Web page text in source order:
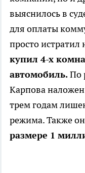
выяснилось в
для оплаты
просто
купил 4-х
автомобиль.По
Карпова наложен
трем годам
режима. Также
размере 1